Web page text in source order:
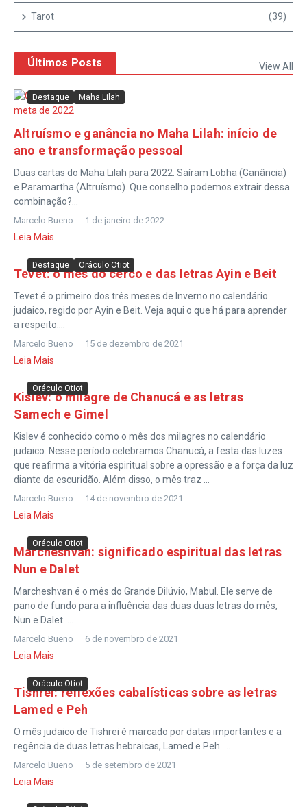
Tarot (39)
Últimos Posts View All
Destaque Maha Lilah
Altruísmo e ganância no Maha Lilah: início de
ano e transformação pessoal
Duas cartas do Maha Lilah para 2022. Saíram Lobha (Ganância)
e Paramartha (Altruísmo). Que conselho podemos extrair dessa
combinação?...
Marcelo Bueno 1 de janeiro de 2022
Leia Mais
Destaque Oráculo Otiot
Tevet: o mês do cerco e das letras Ayin e Beit
Tevet é o primeiro dos três meses de Inverno no calendário
judaico, regido por Ayin e Beit. Veja aqui o que há para aprender
a respeito....
Marcelo Bueno 15 de dezembro de 2021
Leia Mais
Oráculo Otiot
Kislev: o milagre de Chanucá e as letras
Samech e Gimel
Kislev é conhecido como o mês dos milagres no calendário
judaico. Nesse período celebramos Chanucá, a festa das luzes
que reafirma a vitória espiritual sobre a opressão e a força da luz
diante da escuridão. Além disso, o mês traz ...
Marcelo Bueno 14 de novembro de 2021
Leia Mais
Oráculo Otiot
Marcheshvan: significado espiritual das letras
Nun e Dalet
Marcheshvan é o mês do Grande Dilúvio, Mabul. Ele serve de
pano de fundo para a influência das duas duas letras do mês,
Nun e Dalet. ...
Marcelo Bueno 6 de novembro de 2021
Leia Mais
Oráculo Otiot
Tishrei: reflexões cabalísticas sobre as letras
Lamed e Peh
O mês judaico de Tishrei é marcado por datas importantes e a
regência de duas letras hebraicas, Lamed e Peh. ...
Marcelo Bueno 5 de setembro de 2021
Leia Mais